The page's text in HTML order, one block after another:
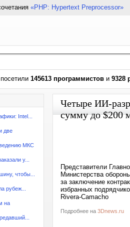
«PHP: Hypertext Preprocessor»
145613 программистов и 9328
Intel...
две
МКС
у...
чтобы...
рубеж...
на
Четыре ИИ-
сумму до $200
Представители
Министерства
за заключение
избранных
Rivera-Camacho
Подробнее на 3Dnews.ru